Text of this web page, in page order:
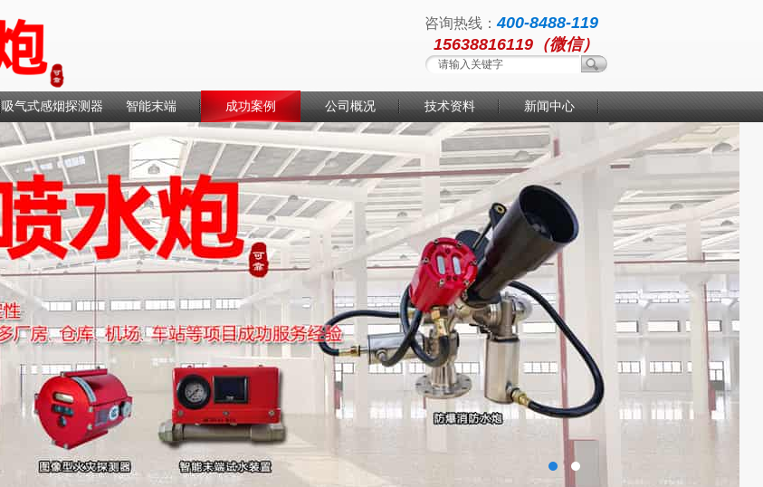
咨询热线：400-8488-119
15638816119（微信）
吸气式感烟探测器 智能末端 成功案例 公司概况 技术资料 新闻中心